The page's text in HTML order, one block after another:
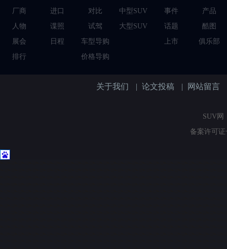
厂商
人物
展会
排行
进口
谍照
日程
对比
试驾
车型导购
价格导购
中型SUV
大型SUV
事件
话题
上市
产品
酷图
俱乐部
关于我们 | 论文投稿 | 网站留言
SUV网
备案许可证